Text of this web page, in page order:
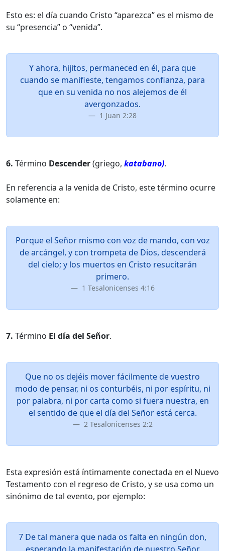
Esto es: el día cuando Cristo “aparezca” es el mismo de
su “presencia” o “venida”.
Y ahora, hijitos, permaneced en él, para que
cuando se manifieste, tengamos confianza, para
que en su venida no nos alejemos de él
avergonzados.
1 Juan 2:28
6. Término Descender(griego, katabano).
En referencia a la venida de Cristo, este término ocurre
solamente en:
Porque el Señor mismo con voz de mando, con voz
de arcángel, y con trompeta de Dios, descenderá
del cielo; y los muertos en Cristo resucitarán
primero.
1 Tesalonicenses 4:16
7. Término El día del Señor.
Que no os dejéis mover fácilmente de vuestro
modo de pensar, ni os conturbéis, ni por espíritu, ni
por palabra, ni por carta como si fuera nuestra, en
el sentido de que el día del Señor está cerca.
2 Tesalonicenses 2:2
Esta expresión está íntimamente conectada en el Nuevo
Testamento con el regreso de Cristo, y se usa como un
sinónimo de tal evento, por ejemplo:
7 De tal manera que nada os falta en ningún don,